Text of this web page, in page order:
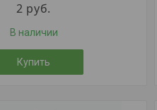
2 руб.
В наличии
Купить